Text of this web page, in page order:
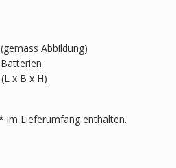
Abbildung)
x B x H)
Lieferumfang enthalten.